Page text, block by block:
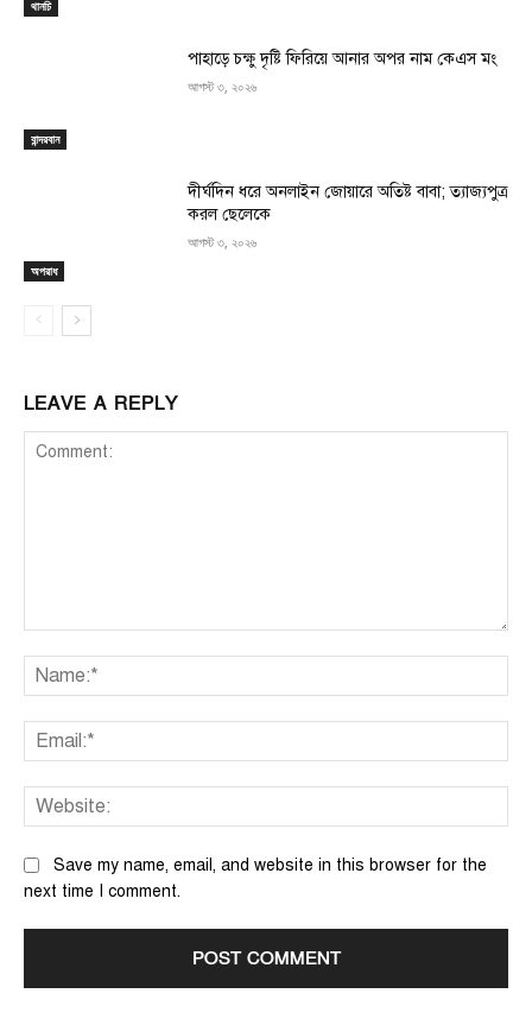
থানচি
বান্দরবান
পাহাড়ে চক্ষু দৃষ্টি ফিরিয়ে আনার অপর নাম কেএস মং
আগস্ট ৩, ২০২৬
অপরাধ
দীর্ঘদিন ধরে অনলাইন জোয়ারে অতিষ্ট বাবা; ত্যাজ্যপুত্র
করল ছেলেকে
আগস্ট ৩, ২০২৬
LEAVE A REPLY
Save my name, email, and website in this browser for the
next time I comment.